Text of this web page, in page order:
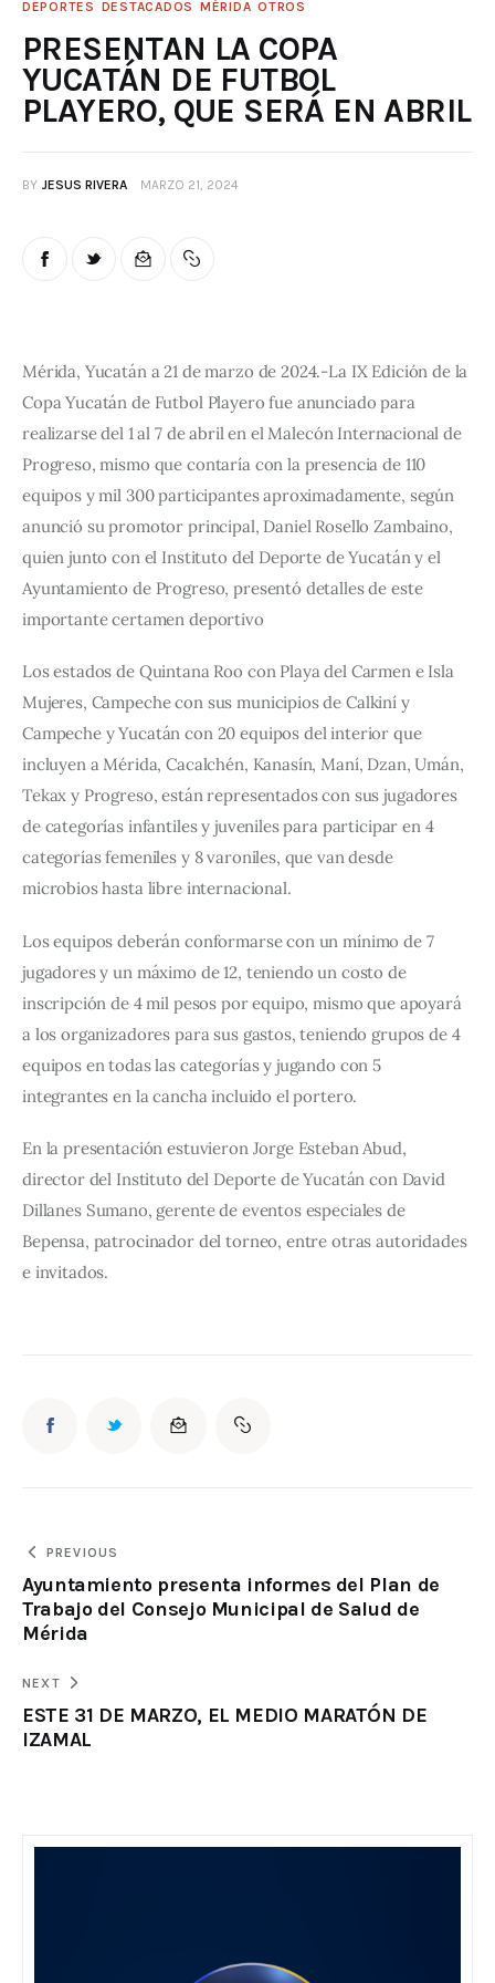
DEPORTES DESTACADOS MÉRIDA OTROS
PRESENTAN LA COPA
YUCATÁN DE FUTBOL
PLAYERO, QUE SERÁ EN ABRIL
BY JESUS RIVERA MARZO 21, 2024
Mérida, Yucatán a 21 de marzo de 2024.-La IX Edición de la
Copa Yucatán de Futbol Playero fue anunciado para
realizarse del 1 al 7 de abril en el Malecón Internacional de
Progreso, mismo que contaría con la presencia de 110
equipos y mil 300 participantes aproximadamente, según
anunció su promotor principal, Daniel Rosello Zambaino,
quien junto con el Instituto del Deporte de Yucatán y el
Ayuntamiento de Progreso, presentó detalles de este
importante certamen deportivo
Los estados de Quintana Roo con Playa del Carmen e Isla
Mujeres, Campeche con sus municipios de Calkiní y
Campeche y Yucatán con 20 equipos del interior que
incluyen a Mérida, Cacalchén, Kanasín, Maní, Dzan, Umán,
Tekax y Progreso, están representados con sus jugadores
de categorías infantiles y juveniles para participar en 4
categorías femeniles y 8 varoniles, que van desde
microbios hasta libre internacional.
Los equipos deberán conformarse con un mínimo de 7
jugadores y un máximo de 12, teniendo un costo de
inscripción de 4 mil pesos por equipo, mismo que apoyará
a los organizadores para sus gastos, teniendo grupos de 4
equipos en todas las categorías y jugando con 5
integrantes en la cancha incluido el portero.
En la presentación estuvieron Jorge Esteban Abud,
director del Instituto del Deporte de Yucatán con David
Dillanes Sumano, gerente de eventos especiales de
Bepensa, patrocinador del torneo, entre otras autoridades
e invitados.
PREVIOUS
Ayuntamiento presenta informes del Plan de
Trabajo del Consejo Municipal de Salud de
Mérida
NEXT
ESTE 31 DE MARZO, EL MEDIO MARATÓN DE
IZAMAL